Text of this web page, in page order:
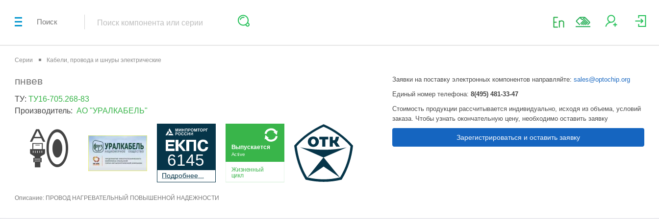
Поиск
Серии Кабели, провода и шнуры электрические
пнвев
ТУ: ТУ16-705.268-83
Производитель: АО "УРАЛКАБЕЛЬ"
Подробнее...
6145
Жизненный
цикл
Active
Выпускается
Описание: ПРОВОД НАГРЕВАТЕЛЬНЫЙ ПОВЫШЕННОЙ НАДЕЖНОСТИ
Заявки на поставку электронных компонентов направляйте:sales@optochip.org
Единый номер телефона:8(495) 481-33-47
Стоимость продукции рассчитывается индивидуально, исходя из объема, условий
заказа. Чтобы узнать окончательную цену, необходимо оставить заявку
Зарегистрироваться и оставить заявку